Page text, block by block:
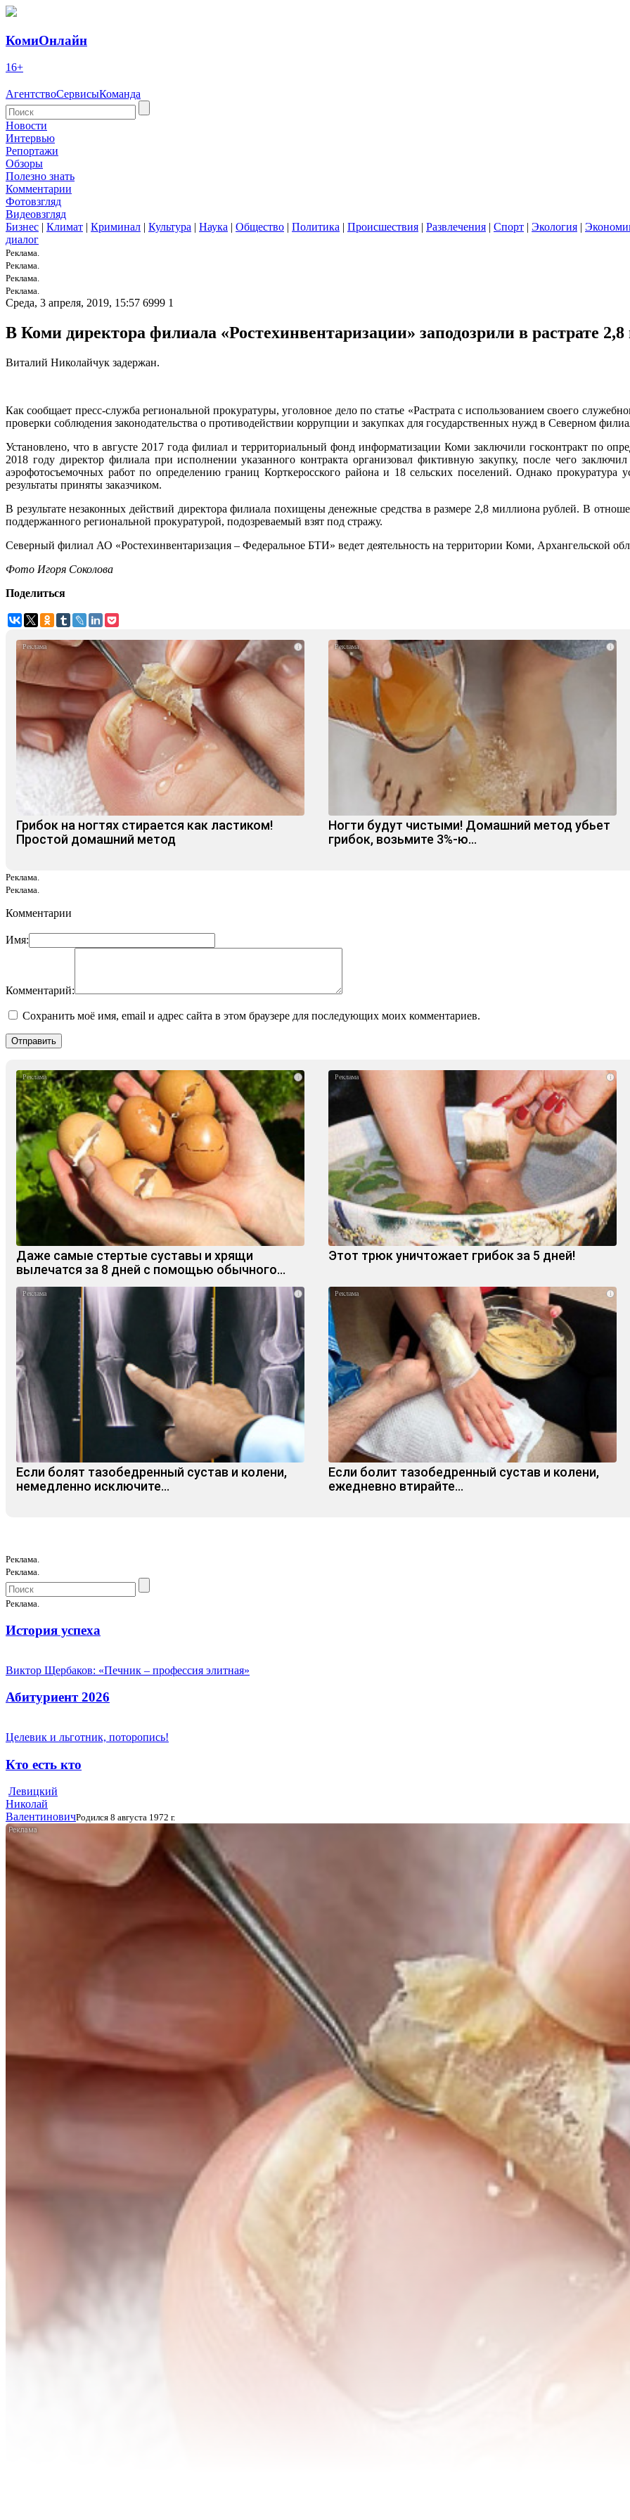
КомиОнлайн
16+
АгентствоСервисыКоманда
Новости
Интервью
Репортажи
Обзоры
Полезно знать
Комментарии
Фотовзгляд
Видеовзгляд
Бизнес | Климат | Криминал | Культура | Наука | Общество | Политика | Происшествия | Развлечения | Спорт | Экология |
диалог
Реклама.
Реклама.
Реклама.
Реклама.
Среда, 3 апреля, 2019, 15:57 6999 1
В Коми директора филиала «Ростехинвентаризации» заподозрили в растрате
Виталий Николайчук задержан.
Как сообщает пресс-служба региональной прокуратуры, уголовное дело по статье «Растрата с использованием своего
проверки соблюдения законодательства о противодействии коррупции и закупках для государственных нужд в Северном
Установлено, что в августе 2017 года филиал и территориальный фонд информатизации Коми заключили госконтракт по
2018 году директор филиала при исполнении указанного контракта организовал фиктивную закупку, после чего
аэрофотосъемочных работ по определению границ Корткеросского района и 18 сельских поселений. Однако
результаты приняты заказчиком.
В результате незаконных действий директора филиала похищены денежные средства в размере 2,8 миллиона рублей. В
поддержанного региональной прокуратурой, подозреваемый взят под стражу.
Северный филиал АО «Ростехинвентаризация – Федеральное БТИ» ведет деятельность на территории Коми, Архангельской
Фото Игоря Соколова
Поделиться
i
Грибок на ногтях стирается как ластиком!
Простой домашний метод
i
Ногти будут чистыми! Домашний метод убьет
грибок, возьмите 3%-ю…
Реклама.
Реклама.
Комментарии
Имя:
Комментарий:
Сохранить моё имя, email и адрес сайта в этом браузере для последующих моих комментариев.
i
Даже самые стертые суставы и хрящи
вылечатся за 8 дней с помощью обычного…
i
Этот трюк уничтожает грибок за 5 дней!
i
Если болят тазобедренный сустав и колени,
немедленно исключите...
i
Если болит тазобедренный сустав и колени,
ежедневно втирайте...
Реклама.
Реклама.
Реклама.
История успеха
Виктор Щербаков: «Печник – профессия элитная»
Абитуриент 2026
Целевик и льготник, поторопись!
Кто есть кто
Левицкий
Николай
ВалентиновичРодился 8 августа 1972 г.